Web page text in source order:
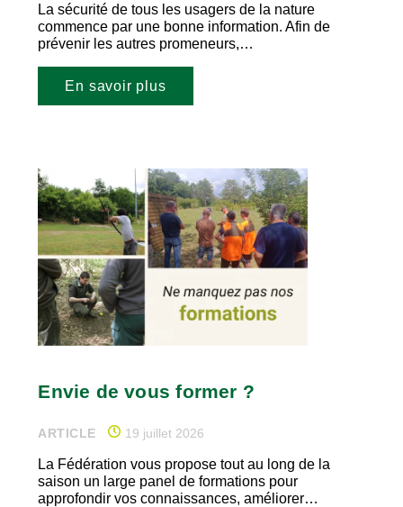
La sécurité de tous les usagers de la nature
commence par une bonne information. Afin de
prévenir les autres promeneurs,…
En savoir plus
Envie de vous former ?
ARTICLE 19 juillet 2026
La Fédération vous propose tout au long de la
saison un large panel de formations pour
approfondir vos connaissances, améliorer…